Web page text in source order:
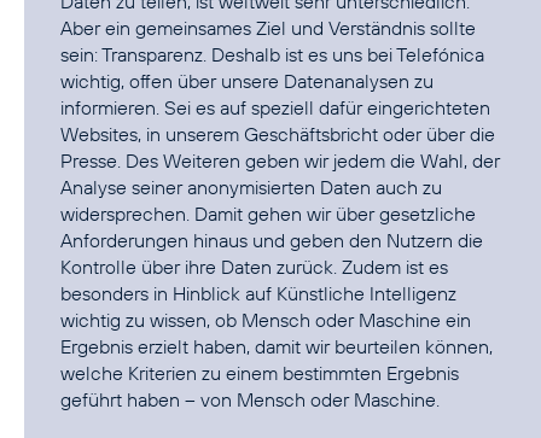
Aber ein gemeinsames Ziel und Verständnis sollte
sein: Transparenz. Deshalb ist es uns bei Telefónica
wichtig, offen über unsere Datenanalysen zu
informieren. Sei es auf speziell dafür eingerichteten
Websites, in unserem Geschäftsbricht oder über die
Presse. Des Weiteren geben wir jedem die Wahl, der
Analyse seiner anonymisierten Daten auch zu
widersprechen. Damit gehen wir über gesetzliche
Anforderungen hinaus und geben den Nutzern die
Kontrolle über ihre Daten zurück. Zudem ist es
besonders in Hinblick auf Künstliche Intelligenz
wichtig zu wissen, ob Mensch oder Maschine ein
Ergebnis erzielt haben, damit wir beurteilen können,
welche Kriterien zu einem bestimmten Ergebnis
geführt haben – von Mensch oder Maschine.